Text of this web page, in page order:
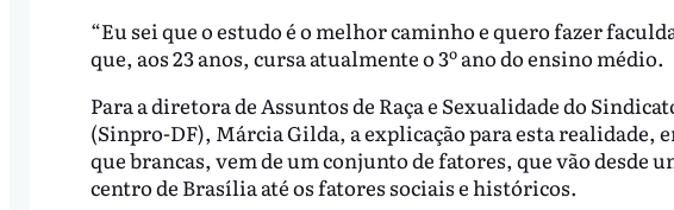
“Eu sei que o estudo é o melhor caminho e quero fazer
que, aos 23 anos, cursa atualmente o 3º ano do ensino médio.
Para a diretora de Assuntos de Raça e Sexualidade do
(Sinpro-DF), Márcia Gilda, a explicação para esta realidade,
que brancas, vem de um conjunto de fatores, que vão desde
centro de Brasília até os fatores sociais e históricos.